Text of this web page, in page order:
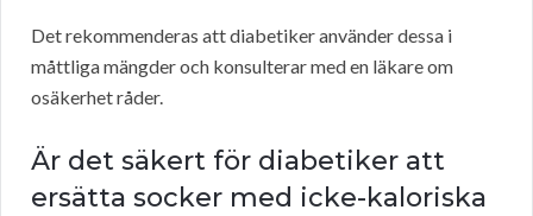
Det rekommenderas att diabetiker använder dessa i
måttliga mängder och konsulterar med en läkare om
osäkerhet råder.
Är det säkert för diabetiker att
ersätta socker med icke-kaloriska